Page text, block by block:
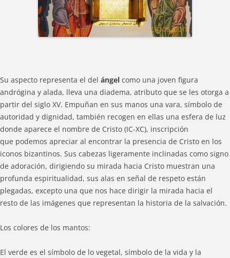
Su aspecto representa el del ángel como una joven figura
andrógina y alada, lleva una diadema, atributo que se les otorga a
partir del siglo XV. Empuñan en sus manos una vara, símbolo de
autoridad y dignidad, también recogen en ellas una esfera de luz
donde aparece el nombre de Cristo (IC-XC), inscripción
que podemos apreciar al encontrar la presencia de Cristo en los
iconos bizantinos. Sus cabezas ligeramente inclinadas como signo
de adoración, dirigiendo su mirada hacia Cristo muestran una
profunda espiritualidad, sus alas en señal de respeto están
plegadas, excepto una que nos hace dirigir la mirada hacia el
resto de las imágenes que representan la historia de la salvación.
Los colores de los mantos:
El verde es el símbolo de lo vegetal, símbolo de la vida y la